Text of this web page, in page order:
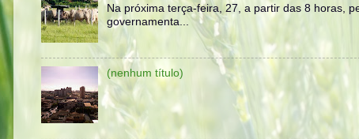
Na próxima terça-feira, 27, a partir das 8 horas,
governamenta...
(nenhum título)